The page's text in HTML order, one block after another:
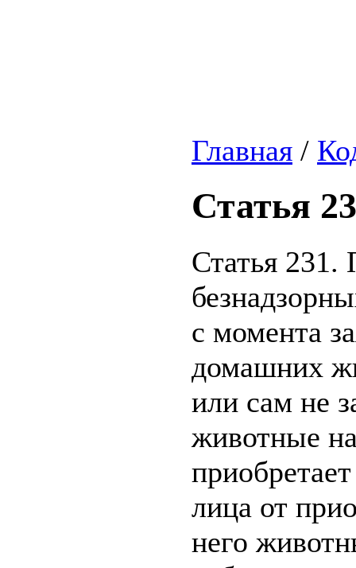
Главная /
Статья
Статья 231.
с момента
домашних
или сам не
животные
лица от
него